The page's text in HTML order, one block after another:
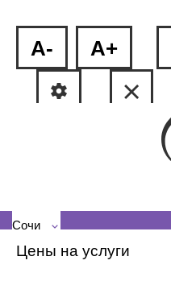
A- A+
Сочи
Цены на услуги